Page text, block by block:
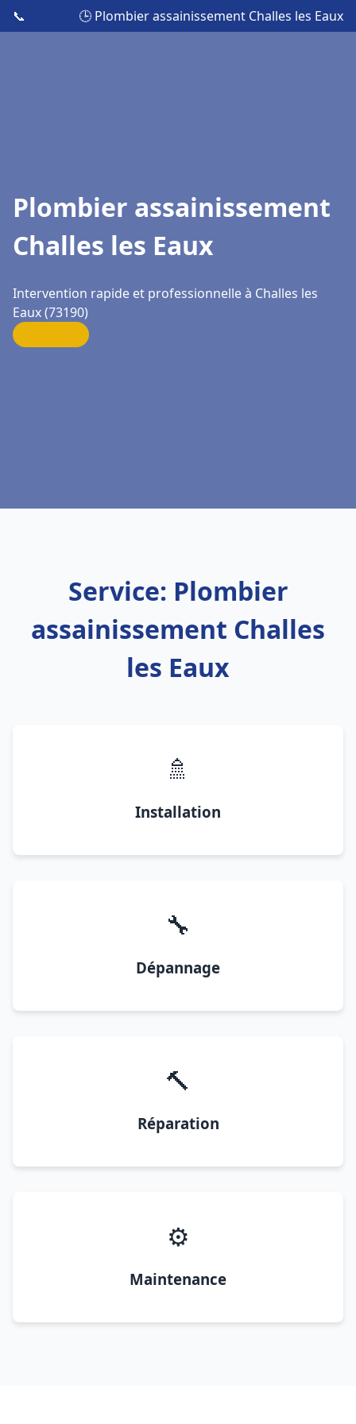
📞 🕒 Plombier assainissement Challes les Eaux
Plombier assainissement
Challes les Eaux
Intervention rapide et professionnelle à Challes les
Eaux (73190)
Service: Plombier
assainissement Challes
les Eaux
🚿
Installation
🔧
Dépannage
🔨
Réparation
⚙️
Maintenance